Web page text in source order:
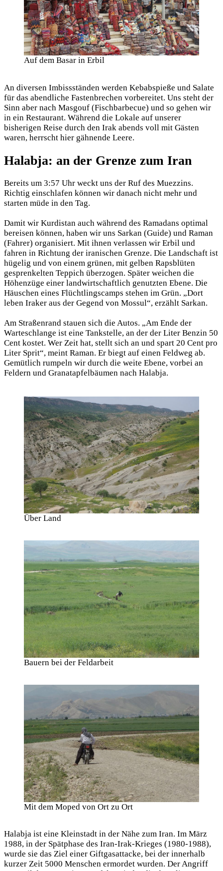
Auf dem Basar in Erbil
An diversen Imbissständen werden Kebabspieße und Salate
für das abendliche Fastenbrechen vorbereitet. Uns steht der
Sinn aber nach Masgouf (Fischbarbecue) und so gehen wir
in ein Restaurant. Während die Lokale auf unserer
bisherigen Reise durch den Irak abends voll mit Gästen
waren, herrscht hier gähnende Leere.
Halabja: an der Grenze zum Iran
Bereits um 3:57 Uhr weckt uns der Ruf des Muezzins.
Richtig einschlafen können wir danach nicht mehr und
starten müde in den Tag.
Damit wir Kurdistan auch während des Ramadans optimal
bereisen können, haben wir uns Sarkan (Guide) und Raman
(Fahrer) organisiert. Mit ihnen verlassen wir Erbil und
fahren in Richtung der iranischen Grenze. Die Landschaft ist
hügelig und von einem grünen, mit gelben Rapsblüten
gesprenkelten Teppich überzogen. Später weichen die
Höhenzüge einer landwirtschaftlich genutzten Ebene. Die
Häuschen eines Flüchtlingscamps stehen im Grün. „Dort
leben Iraker aus der Gegend von Mossul“, erzählt Sarkan.
Am Straßenrand stauen sich die Autos. „Am Ende der
Warteschlange ist eine Tankstelle, an der der Liter Benzin 50
Cent kostet. Wer Zeit hat, stellt sich an und spart 20 Cent pro
Liter Sprit“, meint Raman. Er biegt auf einen Feldweg ab.
Gemütlich rumpeln wir durch die weite Ebene, vorbei an
Feldern und Granatapfelbäumen nach Halabja.
Über Land
Bauern bei der Feldarbeit
Mit dem Moped von Ort zu Ort
Halabja ist eine Kleinstadt in der Nähe zum Iran. Im März
1988, in der Spätphase des Iran-Irak-Krieges (1980-1988),
wurde sie das Ziel einer Giftgasattacke, bei der innerhalb
kurzer Zeit 5000 Menschen ermordet wurden. Der Angriff